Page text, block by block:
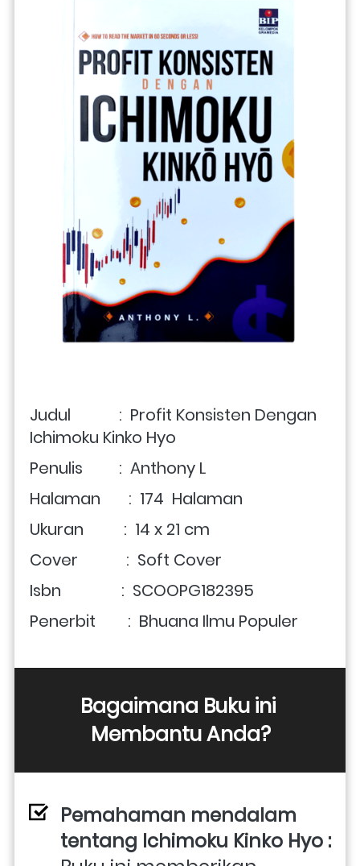
Judul            :  Profit Konsisten Dengan
Ichimoku Kinko Hyo
Penulis         :  Anthony L
Halaman       :  174  Halaman
Ukuran          :  14 x 21 cm
Cover            :  Soft Cover
Isbn               :  SCOOPG182395
Penerbit        :  Bhuana Ilmu Populer
Bagaimana Buku ini
Membantu Anda?
Pemahaman mendalam
tentang Ichimoku Kinko Hyo :